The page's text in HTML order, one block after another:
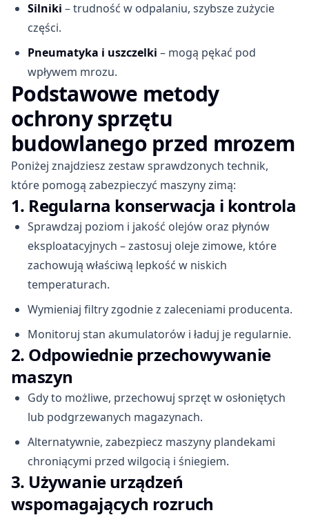
Silniki – trudność w odpalaniu, szybsze zużycie
części.
Pneumatyka i uszczelki – mogą pękać pod
wpływem mrozu.
Podstawowe metody
ochrony sprzętu
budowlanego przed mrozem
Poniżej znajdziesz zestaw sprawdzonych technik,
które pomogą zabezpieczyć maszyny zimą:
1. Regularna konserwacja i kontrola
Sprawdzaj poziom i jakość olejów oraz płynów
eksploatacyjnych – zastosuj oleje zimowe, które
zachowują właściwą lepkość w niskich
temperaturach.
Wymieniaj filtry zgodnie z zaleceniami producenta.
Monitoruj stan akumulatorów i ładuj je regularnie.
2. Odpowiednie przechowywanie
maszyn
Gdy to możliwe, przechowuj sprzęt w osłoniętych
lub podgrzewanych magazynach.
Alternatywnie, zabezpiecz maszyny plandekami
chroniącymi przed wilgocią i śniegiem.
3. Używanie urządzeń
wspomagających rozruch